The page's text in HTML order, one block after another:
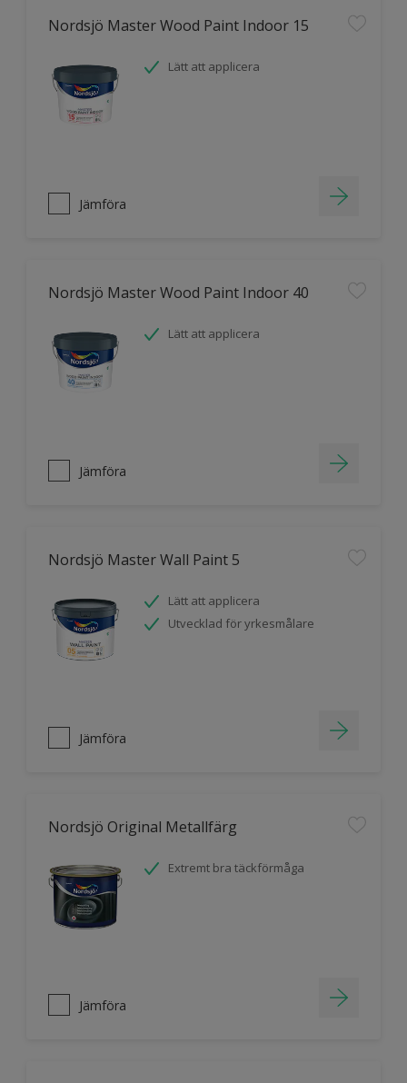
Nordsjö Master Wood Paint Indoor 15
Lätt att applicera
Jämföra
Nordsjö Master Wood Paint Indoor 40
Lätt att applicera
Jämföra
Nordsjö Master Wall Paint 5
Lätt att applicera
Utvecklad för yrkesmålare
Jämföra
Nordsjö Original Metallfärg
Extremt bra täckförmåga
Jämföra